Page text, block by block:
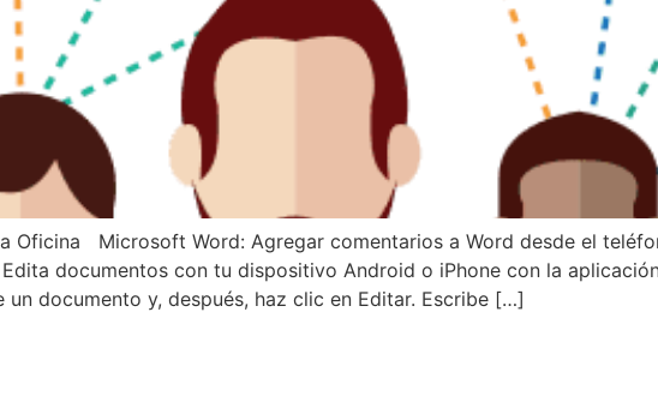
Oficina Microsoft Word: Agregar comentarios a Word desde el
documentos con tu dispositivo Android o iPhone con la
documento y, después, haz clic en Editar. Escribe […]